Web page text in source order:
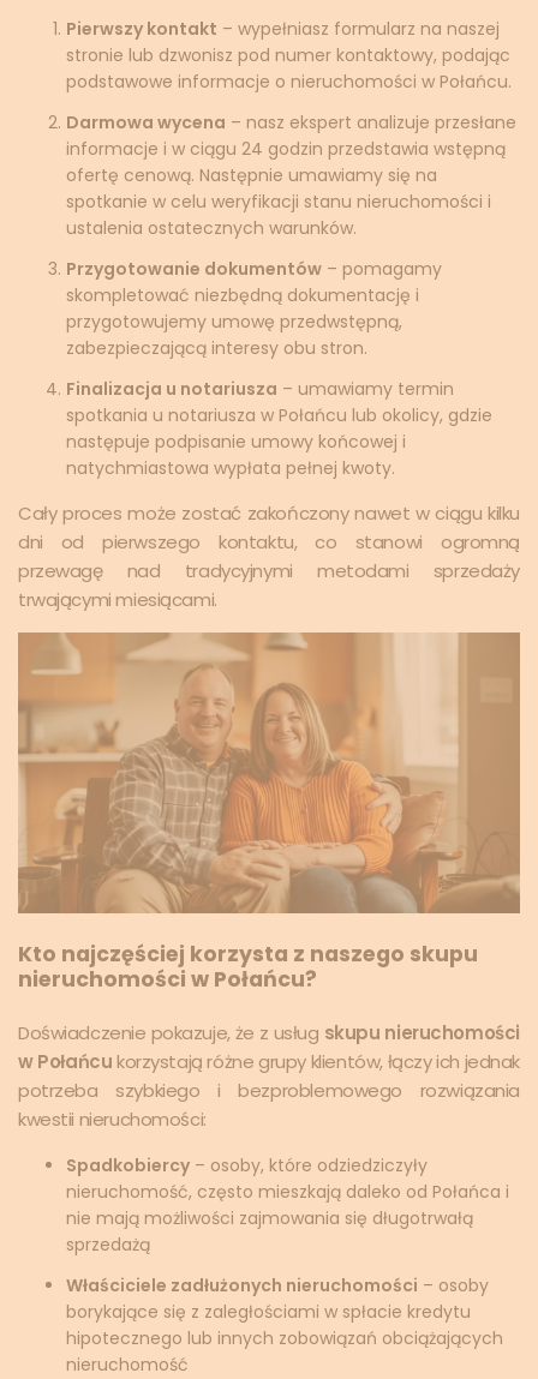
Pierwszy kontakt – wypełniasz formularz na naszej
stronie lub dzwonisz pod numer kontaktowy, podając
podstawowe informacje o nieruchomości w Połańcu.
Darmowa wycena – nasz ekspert analizuje przesłane
informacje i w ciągu 24 godzin przedstawia wstępną
ofertę cenową. Następnie umawiamy się na
spotkanie w celu weryfikacji stanu nieruchomości i
ustalenia ostatecznych warunków.
Przygotowanie dokumentów – pomagamy
skompletować niezbędną dokumentację i
przygotowujemy umowę przedwstępną,
zabezpieczającą interesy obu stron.
Finalizacja u notariusza – umawiamy termin
spotkania u notariusza w Połańcu lub okolicy, gdzie
następuje podpisanie umowy końcowej i
natychmiastowa wypłata pełnej kwoty.
Cały proces może zostać zakończony nawet w ciągu kilku
dni od pierwszego kontaktu, co stanowi ogromną
przewagę nad tradycyjnymi metodami sprzedaży
trwającymi miesiącami.
Kto najczęściej korzysta z naszego skupu
nieruchomości w Połańcu?
Doświadczenie pokazuje, że z usług skupu nieruchomości
w Połańcu korzystają różne grupy klientów, łączy ich jednak
potrzeba szybkiego i bezproblemowego rozwiązania
kwestii nieruchomości:
Spadkobiercy – osoby, które odziedziczyły
nieruchomość, często mieszkają daleko od Połańca i
nie mają możliwości zajmowania się długotrwałą
sprzedażą
Właściciele zadłużonych nieruchomości – osoby
borykające się z zaległościami w spłacie kredytu
hipotecznego lub innych zobowiązań obciążających
nieruchomość